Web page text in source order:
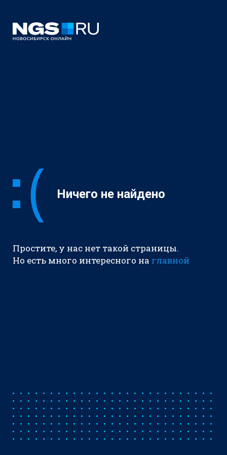
Ничего не найдено
Простите, у нас нет такой страницы.
Но есть много интересного на главной